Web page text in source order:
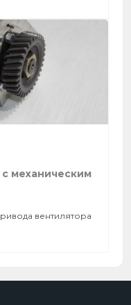
механическим
вентилятора